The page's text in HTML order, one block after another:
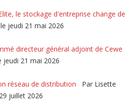
le stockage d'entreprise change de
jeudi 21 mai 2026
directeur général adjoint de Cewe
jeudi 21 mai 2026
réseau de distribution
Par Lisette
juillet 2026